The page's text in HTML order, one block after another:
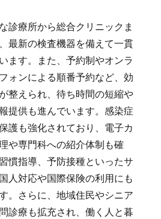
診療所から総合クリニックま
最新の検査機器を備えて一貫
ます。また、予約制やオンラ
ォンによる順番予約など、効
整えられ、待ち時間の短縮や
提供も進んでいます。感染症
護も強化されており、電子カ
や専門科への紹介体制も確
慣指導、予防接種といったサ
人対応や国際保険の利用にも
。さらに、地域住民やシニア
診療も拡充され、働く人と暮